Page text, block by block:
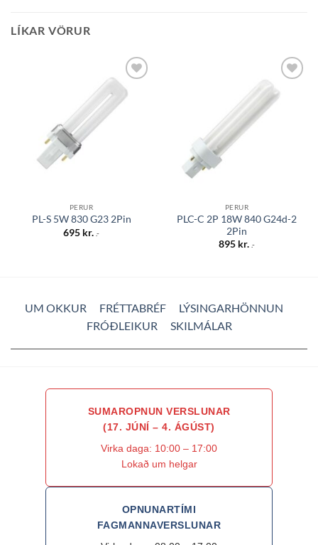
LÍKAR VÖRUR
Bæta á
óskalista
PERUR
PL-S 5W 830 G23 2Pin
695 kr. .-
Bæta á
óskalista
PERUR
PLC-C 2P 18W 840 G24d-2
2Pin
895 kr. .-
UM OKKUR FRÉTTABRÉF
LÝSINGARHÖNNUN
FRÓÐLEIKUR
SKILMÁLAR
SUMAROPNUN VERSLUNAR
(17. JÚNÍ – 4. ÁGÚST)
Virka daga: 10:00 – 17:00
Lokað um helgar
OPNUNARTÍMI
FAGMANNAVERSLUNAR